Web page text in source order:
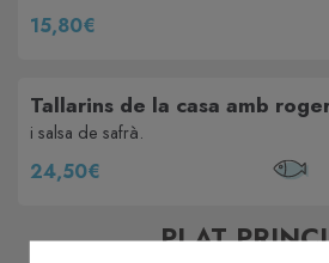
15,80€
Tallarins de la casa amb
i salsa de safrà.
24,50€
PLAT